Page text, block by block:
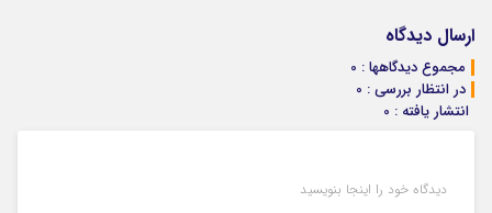
بفروشش
ارسال دیدگاه
مجموع دیدگاهها : 0
در انتظار بررسی : 0
انتشار یافته : 0
دیدگاه خود را اینجا بنویسید